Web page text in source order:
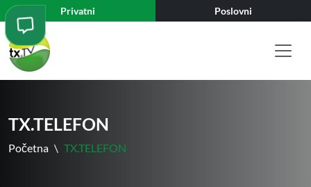
Privatni Poslovni
TX.TELEFON
Početna \ TX.TELEFON